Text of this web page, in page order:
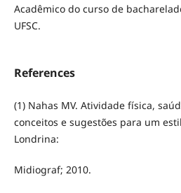
Acadêmico do curso de
UFSC.
References
(1) Nahas MV. Atividade física,
conceitos e sugestões para um
Londrina:
Midiograf; 2010.